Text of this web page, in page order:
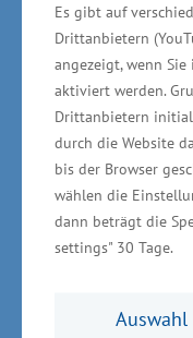
Es gibt auf
Drittanbietern
angezeigt, wenn
aktiviert werden.
Drittanbietern
durch die Website
bis der Browser
wählen die
dann beträgt die
settings" 30 Tage.
Auswahl
Abschluss der
zu mehr eigener
Wohlstand. Das
Dienstleistungen
Deutschland. An
Zuverlässigkeit
Zeit vor den
Deutschland